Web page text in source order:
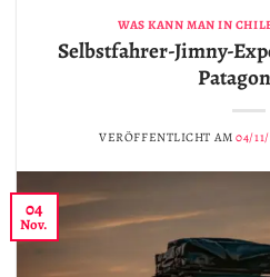
WAS KANN MAN IN
Selbstfahrer-Jimny-
VERÖFFENTLICHT AM04/
04
Nov.